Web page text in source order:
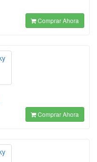
Comprar Ahora
Comprar Ahora